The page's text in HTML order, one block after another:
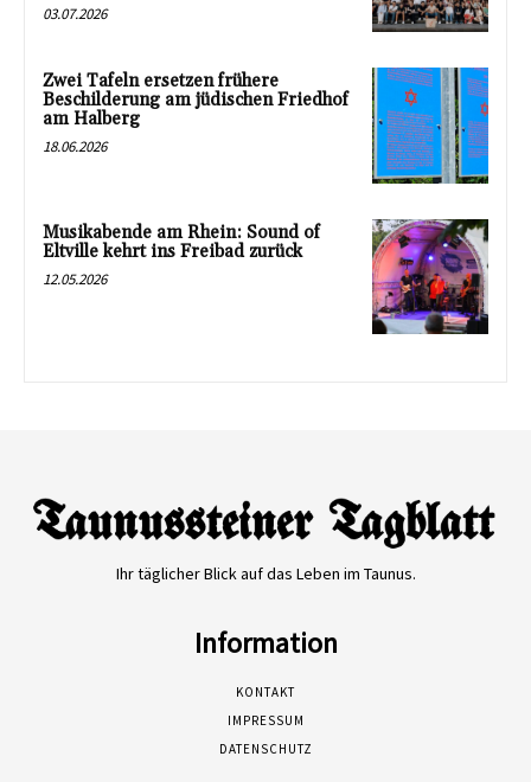
03.07.2026
Zwei Tafeln ersetzen frühere
Beschilderung am jüdischen Friedhof
am Halberg
18.06.2026
Musikabende am Rhein: Sound of
Eltville kehrt ins Freibad zurück
12.05.2026
Ihr täglicher Blick auf das Leben im Taunus.
Information
KONTAKT
IMPRESSUM
DATENSCHUTZ